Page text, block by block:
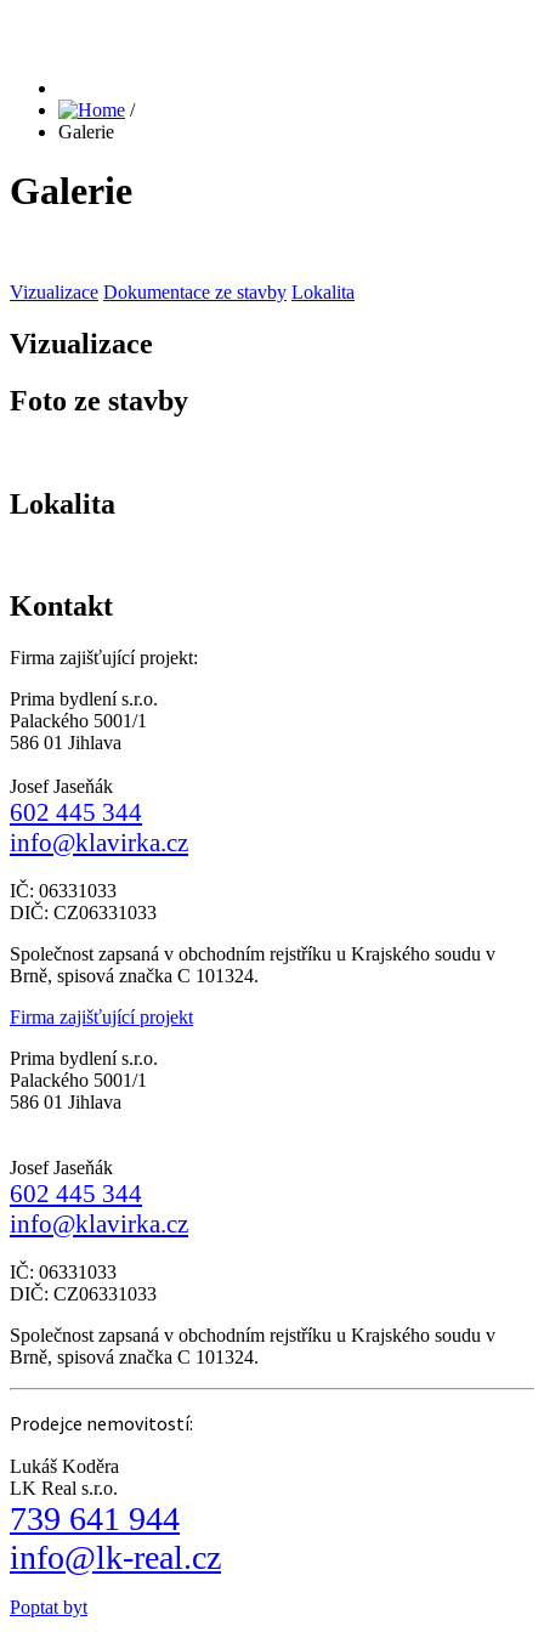
/
Galerie
Galerie
Vizualizace Dokumentace ze stavby Lokalita
Vizualizace
Foto ze stavby
Lokalita
Kontakt
Firma zajišťující projekt:
Prima bydlení s.r.o.
Palackého 5001/1
586 01 Jihlava
Josef Jaseňák
602 445 344
info@klavirka.cz
IČ: 06331033
DIČ: CZ06331033
Společnost zapsaná v obchodním rejstříku u Krajského soudu v
Brně, spisová značka C 101324.
Firma zajišťující projekt
Prima bydlení s.r.o.
Palackého 5001/1
586 01 Jihlava
Josef Jaseňák
602 445 344
info@klavirka.cz
IČ: 06331033
DIČ: CZ06331033
Společnost zapsaná v obchodním rejstříku u Krajského soudu v
Brně, spisová značka C 101324.
Prodejce nemovitostí:
Lukáš Koděra
LK Real s.r.o.
739 641 944
info@lk-real.cz
Poptat byt